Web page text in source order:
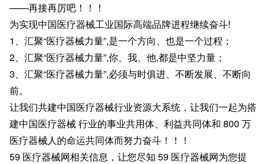
——再接再厉吧！！！
为实现中国医疗器械工业国际高端品牌进程继续奋斗!
1、汇聚“医疗器械力量”,是一个方向、也是一个过程；
2、汇聚“医疗器械力量”,你、我、他,都是中坚力量；
3、汇聚“医疗器械力量”,必须与时俱进、不断发展、不断向
前。
让我们共建中国医疗器械行业资源大系统，让我们一起为搭
建中国医疗器械 行业的事业共用体、利益共同体和 800 万
医疗器械人的命运共同体而努力奋斗！！！
59 医疗器械网相关信息，让您尽知 59 医疗器械网为您提